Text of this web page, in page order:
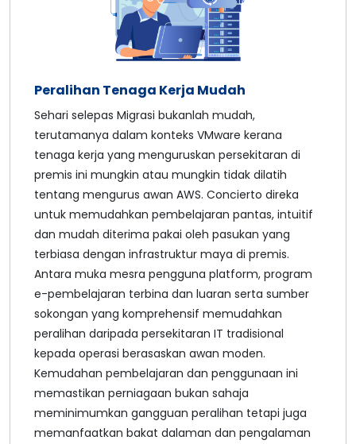
Peralihan Tenaga Kerja Mudah
Sehari selepas Migrasi bukanlah mudah,
terutamanya dalam konteks VMware kerana
tenaga kerja yang menguruskan persekitaran di
premis ini mungkin atau mungkin tidak dilatih
tentang mengurus awan AWS. Concierto direka
untuk memudahkan pembelajaran pantas, intuitif
dan mudah diterima pakai oleh pasukan yang
terbiasa dengan infrastruktur maya di premis.
Antara muka mesra pengguna platform, program
e-pembelajaran terbina dan luaran serta sumber
sokongan yang komprehensif memudahkan
peralihan daripada persekitaran IT tradisional
kepada operasi berasaskan awan moden.
Kemudahan pembelajaran dan penggunaan ini
memastikan perniagaan bukan sahaja
meminimumkan gangguan peralihan tetapi juga
memanfaatkan bakat dalaman dan pengalaman